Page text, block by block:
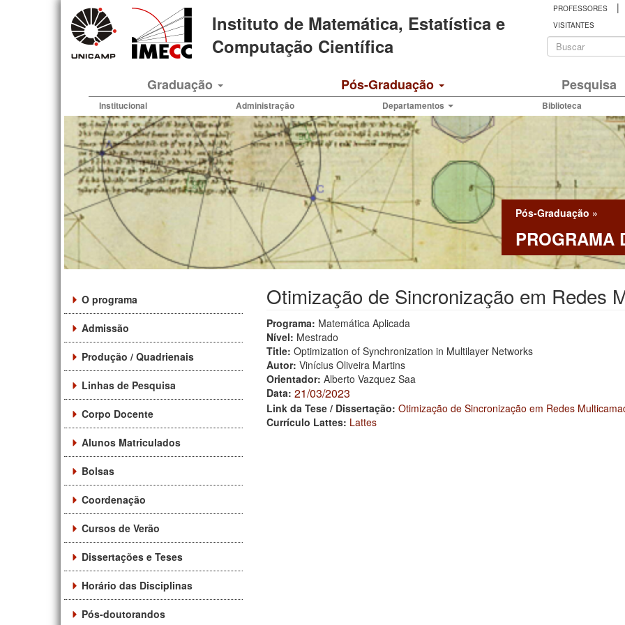
Instituto de Matemática, Estatística e
Computação Científica
PROFESSORES |
VISITANTES
busca
Graduação Pós-Graduação Pesquisa
Institucional Administração Departamentos Biblioteca
Pós-Graduação »
PROGRAMA
O programa
Admissão
Produção / Quadrienais
Linhas de Pesquisa
Corpo Docente
Alunos Matriculados
Bolsas
Coordenação
Cursos de Verão
Dissertações e Teses
Horário das Disciplinas
Pós-doutorandos
Otimização de Sincronização em Redes
Programa: Matemática Aplicada
Nível: Mestrado
Title: Optimization of Synchronization in Multilayer Networks
Autor: Vinícius Oliveira Martins
Orientador: Alberto Vazquez Saa
Data: 21/03/2023
Link da Tese / Dissertação: Otimização de Sincronização em Redes
Currículo Lattes: Lattes